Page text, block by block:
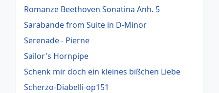
Romanze Beethoven Sonatina Anh. 5
Sarabande from Suite in D-Minor
Serenade - Pierne
Sailor's Hornpipe
Schenk mir doch ein kleines bißchen Liebe
Scherzo-Diabelli-op151